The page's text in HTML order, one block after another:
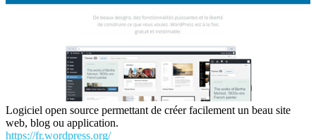
Logiciel open source permettant de créer facilement un beau site
web, blog ou application.
https://fr.wordpress.org/